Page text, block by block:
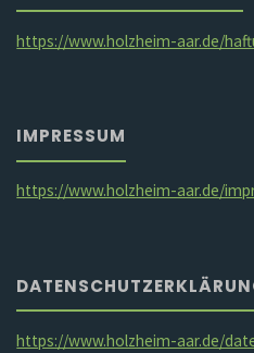
https://www.holzheim-aar.de/
IMPRESSUM
https://www.holzheim-aar.de/
https://www.holzheim-aar.de/